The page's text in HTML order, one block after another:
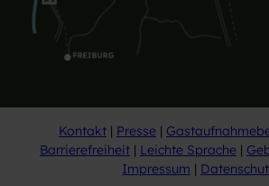
Kontakt Presse
Barrierefreiheit
Leichte Sprache
Impressum